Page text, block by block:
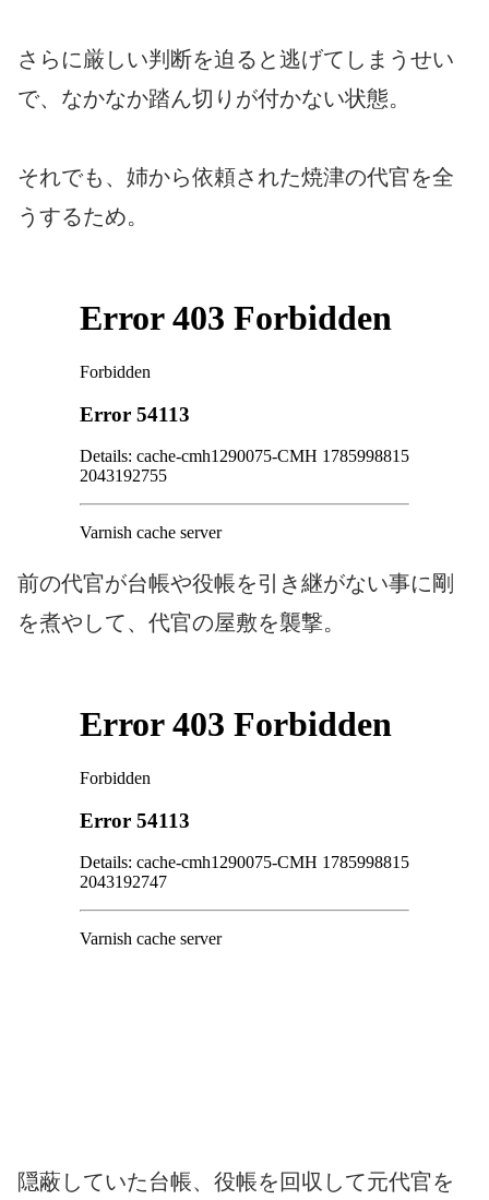
さらに厳しい判断を迫ると逃げてしまうせい
で、なかなか踏ん切りが付かない状態。
それでも、姉から依頼された焼津の代官を全
うするため。
前の代官が台帳や役帳を引き継がない事に剛
を煮やして、代官の屋敷を襲撃。
隠蔽していた台帳、役帳を回収して元代官を